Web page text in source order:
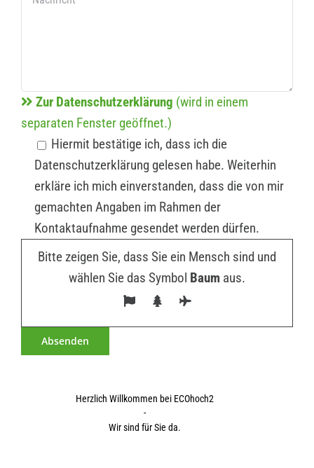
Zur Datenschutzerklärung (wird in einem
separaten Fenster geöffnet.)
Hiermit bestätige ich, dass ich die
Datenschutzerklärung gelesen habe. Weiterhin
erkläre ich mich einverstanden, dass die von mir
gemachten Angaben im Rahmen der
Kontaktaufnahme gesendet werden dürfen.
Bitte zeigen Sie, dass Sie ein Mensch sind und
wählen Sie das Symbol Baum aus.
Herzlich Willkommen bei ECOhoch2
-
Wir sind für Sie da.